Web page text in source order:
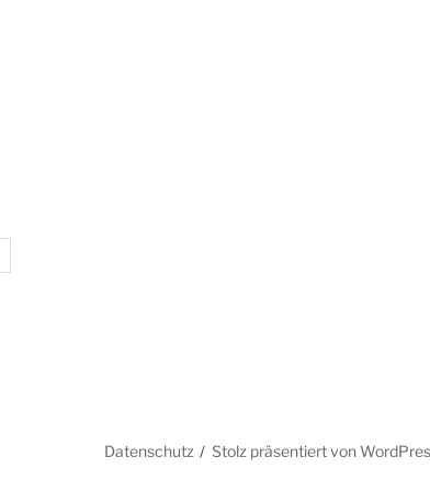
Datenschutz Stolz präsentiert von